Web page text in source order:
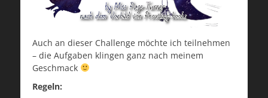
Auch an dieser Challenge möchte ich teilnehmen
– die Aufgaben klingen ganz nach meinem
Geschmack
Regeln: